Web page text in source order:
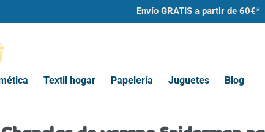
Envío GRATIS a partir de 60€*
Textil hogar Papelería Juguetes Blog